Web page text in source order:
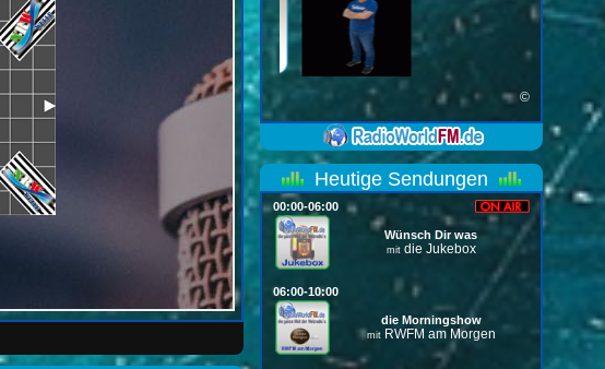
©
Heutige Sendungen
00:00-06:00
Wünsch Dir was
mit die Jukebox
06:00-10:00
die Morningshow
mit RWFM am Morgen